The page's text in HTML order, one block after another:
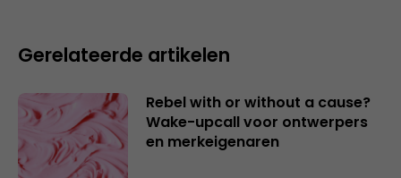
Gerelateerde artikelen
Rebel with or without a cause?
Wake-upcall voor ontwerpers
en merkeigenaren